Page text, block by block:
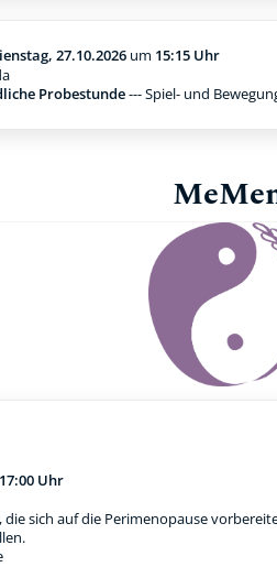
27.10.2026 um 15:15 Uhr
Probestunde--- Spiel- und
17:00 Uhr
die sich auf die Perimenopause